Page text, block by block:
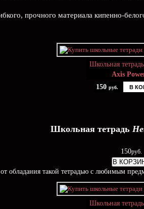
прочного материала кипенно-
Школьная тетрадь
Axis
150 руб. В
Школьная тетрадь
150руб.
В
обладания такой тетрадью c любимым
Школьная тетрадь